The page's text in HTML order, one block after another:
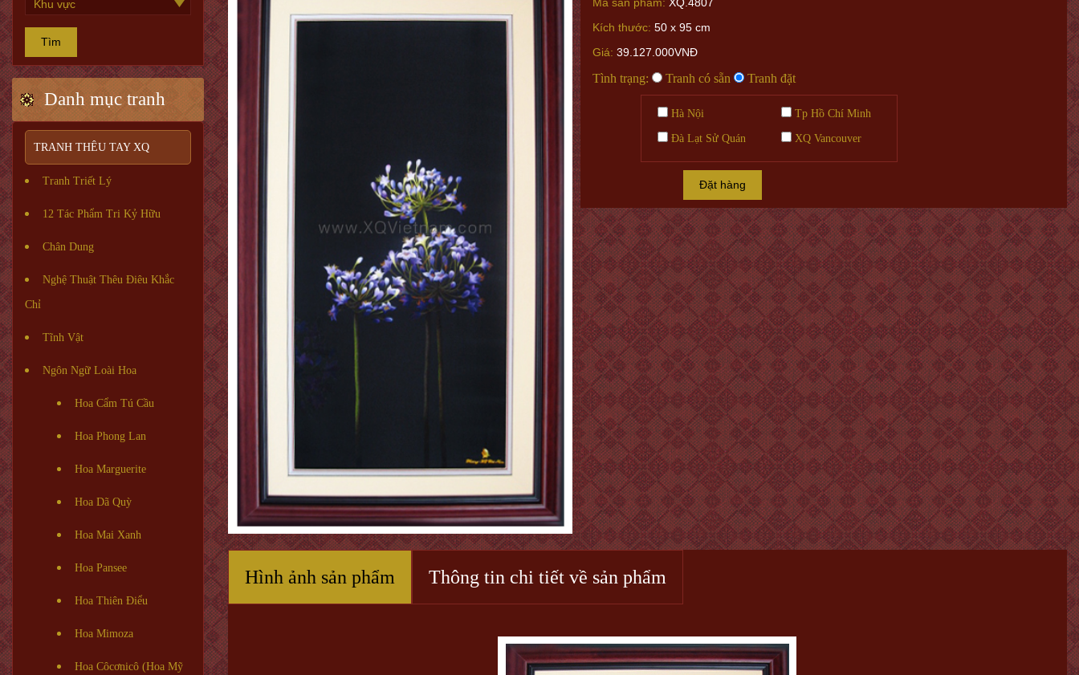
Tìm
Danh mục tranh
TRANH THÊU TAY XQ
Tranh Triết Lý
12 Tác Phẩm Tri Kỷ Hữu
Chân Dung
Nghệ Thuật Thêu Điêu Khắc
Chỉ
Tĩnh Vật
Ngôn Ngữ Loài Hoa
Hoa Cẩm Tú Cầu
Hoa Phong Lan
Hoa Marguerite
Hoa Dã Quỳ
Hoa Mai Xanh
Hoa Pansee
Hoa Thiên Điểu
Hoa Mimoza
Hoa Côcơnicô (Hoa Mỹ
Kích thước: 50 x 95 cm
Giá: 39.127.000VNĐ
Tình trạng: Tranh có sẵn Tranh đặt
Hà Nội Tp Hồ Chí Minh
Đà Lạt Sử Quán XQ Vancouver
Đặt hàng
Hình ảnh sản phẩm Thông tin chi tiết về sản phẩm